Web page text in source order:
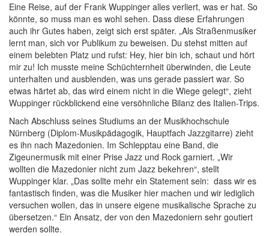
Eine Reise, auf der Frank Wuppinger alles verliert, was er hat. So
könnte, so muss man es wohl sehen. Dass diese Erfahrungen
auch ihr Gutes haben, zeigt sich erst später. „Als Straßenmusiker
lernt man, sich vor Publikum zu beweisen. Du stehst mitten auf
einem belebten Platz und rufst: Hey, hier bin ich, schaut und hört
mir zu! Ich musste meine Schüchternheit überwinden, die Leute
unterhalten und ausblenden, was uns gerade passiert war. So
etwas härtet ab, das wird einem nicht in die Wiege gelegt“, zieht
Wuppinger rückblickend eine versöhnliche Bilanz des Italien-Trips.
Nach Abschluss seines Studiums an der Musikhochschule
Nürnberg (Diplom-Musikpädagogik, Hauptfach Jazzgitarre) zieht
es ihn nach Mazedonien. Im Schlepptau eine Band, die
Zigeunermusik mit einer Prise Jazz und Rock garniert. „Wir
wollten die Mazedonier nicht zum Jazz bekehren“, stellt
Wuppinger klar. „Das sollte mehr ein Statement sein: dass wir es
fantastisch finden, was die Musiker hier machen und wir lediglich
versuchen wollen, das in unsere eigene musikalische Sprache zu
übersetzen.“ Ein Ansatz, der von den Mazedoniern sehr goutiert
werden sollte.